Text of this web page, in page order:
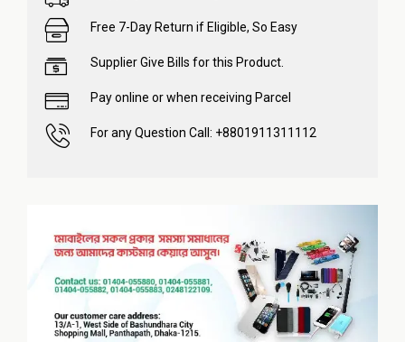
Free 7-Day Return if Eligible, So Easy
Supplier Give Bills for this Product.
Pay online or when receiving Parcel
For any Question Call: +8801911311112